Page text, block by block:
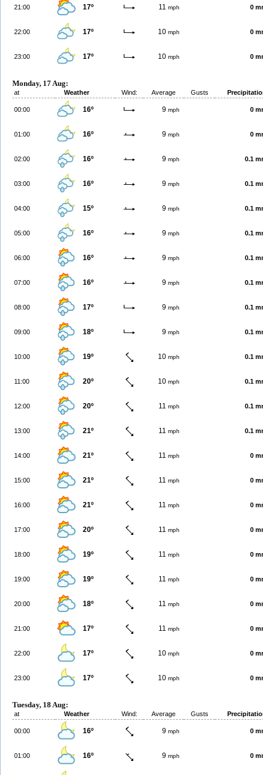
21:00 17º 11 mph 0
22:00 17º 10 mph 0
23:00 17º 10 mph 0
Monday, 17 Aug:
at Weather Wind: Average Gusts
00:00 16º 9 mph 0
01:00 16º 9 mph 0
02:00 16º 9 mph 0.1
03:00 16º 9 mph 0.1
04:00 15º 9 mph 0.1
05:00 16º 9 mph 0.1
06:00 16º 9 mph 0.1
07:00 16º 9 mph 0.1
08:00 17º 9 mph 0.1
09:00 18º 9 mph 0.1
10:00 19º 10 mph 0.1
11:00 20º 10 mph 0.1
12:00 20º 11 mph 0.1
13:00 21º 11 mph 0.1
14:00 21º 11 mph 0
15:00 21º 11 mph 0
16:00 21º 11 mph 0
17:00 20º 11 mph 0
18:00 19º 11 mph 0
19:00 19º 11 mph 0
20:00 18º 11 mph 0
21:00 17º 11 mph 0
22:00 17º 10 mph 0
23:00 17º 10 mph 0
Tuesday, 18 Aug:
at Weather Wind: Average Gusts
00:00 16º 9 mph 0
01:00 16º 9 mph 0